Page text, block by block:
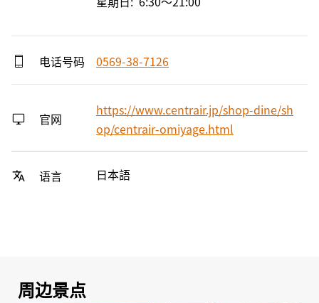
电话号码 0569-38-7126
官网
https://www.centrair.jp/shop-dine/sh
op/centrair-omiyage.html
语言 日本語
周边景点